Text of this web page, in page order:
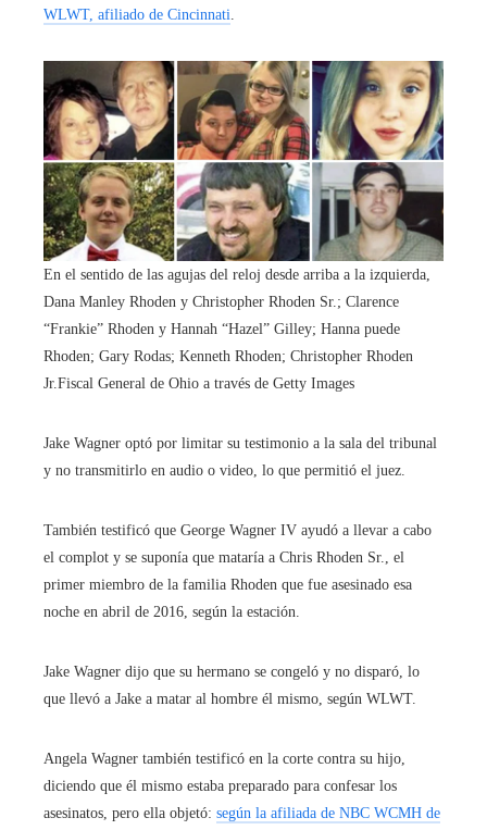
WLWT, afiliado de Cincinnati
En el sentido de las agujas del reloj desde arriba a la izquierda,
Dana Manley Rhoden y Christopher Rhoden Sr.; Clarence
“Frankie” Rhoden y Hannah “Hazel” Gilley; Hanna puede
Rhoden; Gary Rodas; Kenneth Rhoden; Christopher Rhoden
Jr. Fiscal General de Ohio a través de Getty Images
Jake Wagner optó por limitar su testimonio a la sala del tribunal
y no transmitirlo en audio o video, lo que permitió el juez.
También testificó que George Wagner IV ayudó a llevar a cabo
el complot y se suponía que mataría a Chris Rhoden Sr., el
primer miembro de la familia Rhoden que fue asesinado esa
noche en abril de 2016, según la estación.
Jake Wagner dijo que su hermano se congeló y no disparó, lo
que llevó a Jake a matar al hombre él mismo, según WLWT.
Angela Wagner también testificó en la corte contra su hijo,
diciendo que él mismo estaba preparado para confesar los
asesinatos, pero ella objetó: según la afiliada de NBC WCMH de